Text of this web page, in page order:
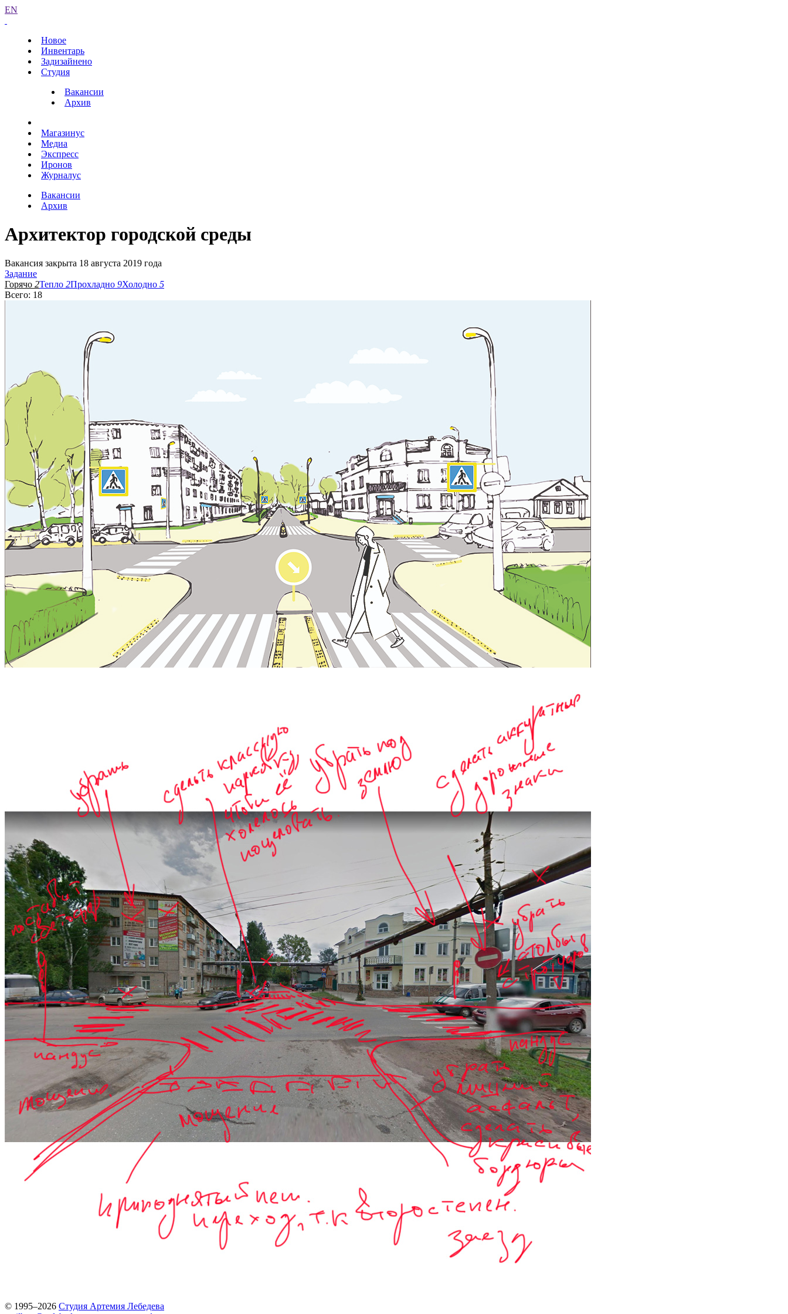
EN
Новое
Инвентарь
Задизайнено
Студия
Вакансии
Архив
Магазинус
Медиа
Экспресс
Иронов
Журналус
Вакансии
Архив
Архитектор городской среды
Вакансия закрыта 18 августа 2019 года
Задание
Горячо 2Тепло 2Прохладно 9Холодно 5
Всего: 18
© 1995–2026 Студия Артемия Лебедева